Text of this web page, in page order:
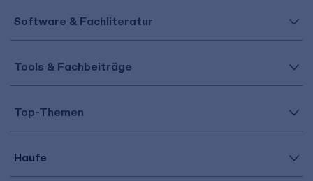
Software & Fachliteratur
Tools & Fachbeiträge
Top-Themen
Haufe